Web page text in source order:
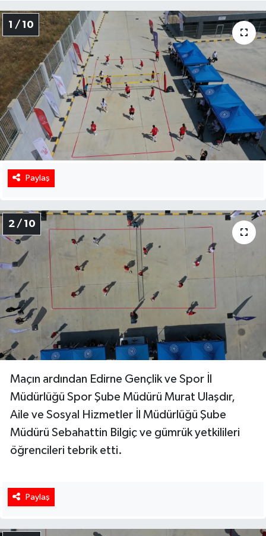
1 / 10
Paylaş
2 / 10
Maçın ardından Edirne Gençlik ve Spor İl
Müdürlüğü Spor Şube Müdürü Murat Ulaşdır,
Aile ve Sosyal Hizmetler İl Müdürlüğü Şube
Müdürü Sebahattin Bilgiç ve gümrük yetkilileri
öğrencileri tebrik etti.
Paylaş